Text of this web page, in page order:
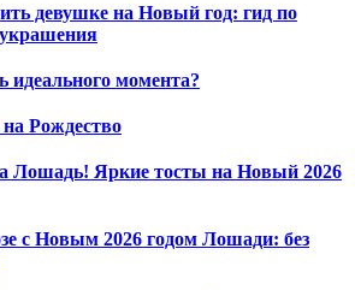
девушке на Новый год: гид по
идеального момента?
Рождество
Лошадь! Яркие тосты на Новый 2026
с Новым 2026 годом Лошади: без